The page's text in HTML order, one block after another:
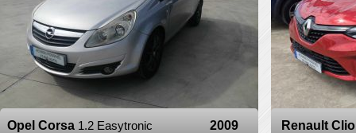
Renault
Opel Corsa 1.2 Easytronic 2009